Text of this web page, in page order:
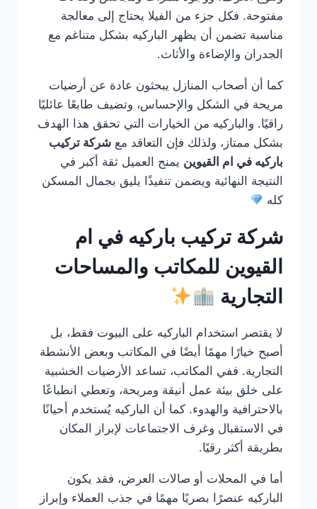
مفتوحة. فكل جزء من الفيلا يحتاج إلى معالجة
مناسبة تضمن أن يظهر الباركيه بشكل متناغم مع
الجدران والإضاءة والأثاث.
كما أن أصحاب المنازل يبحثون عادة عن أرضيات
مريحة في الشكل والإحساس، وتضيف طابعًا عائليًا
راقيًا. والباركيه من الخيارات التي تحقق هذا الهدف
بشكل ممتاز، ولذلك فإن التعاقد مع شركة تركيب
باركيه في ام القيوين يمنح العميل ثقة أكبر في
النتيجة النهائية ويضمن تنفيذًا يليق بجمال المسكن
كله
شركة تركيب باركيه في ام
القيوين للمكاتب والمساحات
التجارية
لا يقتصر استخدام الباركيه على البيوت فقط، بل
أصبح خيارًا مهمًا أيضًا في المكاتب وبعض الأنشطة
التجارية. ففي المكاتب، تساعد الأرضيات الخشبية
على خلق بيئة عمل أنيقة ومريحة، وتعطي انطباعًا
بالاحترافية والهدوء. كما أن الباركيه يُستخدم أحيانًا
في الاستقبال وغرف الاجتماعات لإبراز المكان
بطريقة أكثر رقيًا.
أما في المحلات أو صالات العرض، فقد يكون
الباركيه عنصرًا بصريًا مهمًا في جذب العملاء وإبراز